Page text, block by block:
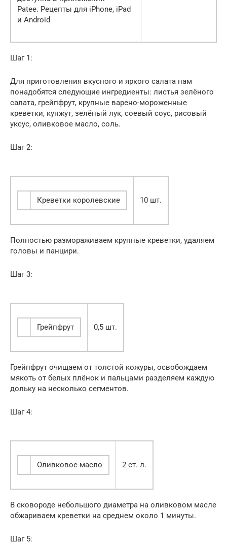
Patee. Рецепты для iPhone, iPad
и Android
Шаг 1:
Для приготовления вкусного и яркого салата нам
понадобятся следующие ингредиенты: листья зелёного
салата, грейпфрут, крупные варено-мороженные
креветки, кунжут, зелёный лук, соевый соус, рисовый
уксус, оливковое масло, соль.
Шаг 2:
Креветки королевские 10 шт.
Полностью размораживаем крупные креветки, удаляем
головы и панцири.
Шаг 3:
Грейпфрут 0,5 шт.
Грейпфрут очищаем от толстой кожуры, освобождаем
мякоть от белых плёнок и пальцами разделяем каждую
дольку на несколько сегментов.
Шаг 4:
Оливковое масло 2 ст. л.
В сковороде небольшого диаметра на оливковом масле
обжариваем креветки на среднем около 1 минуты.
Шаг 5: